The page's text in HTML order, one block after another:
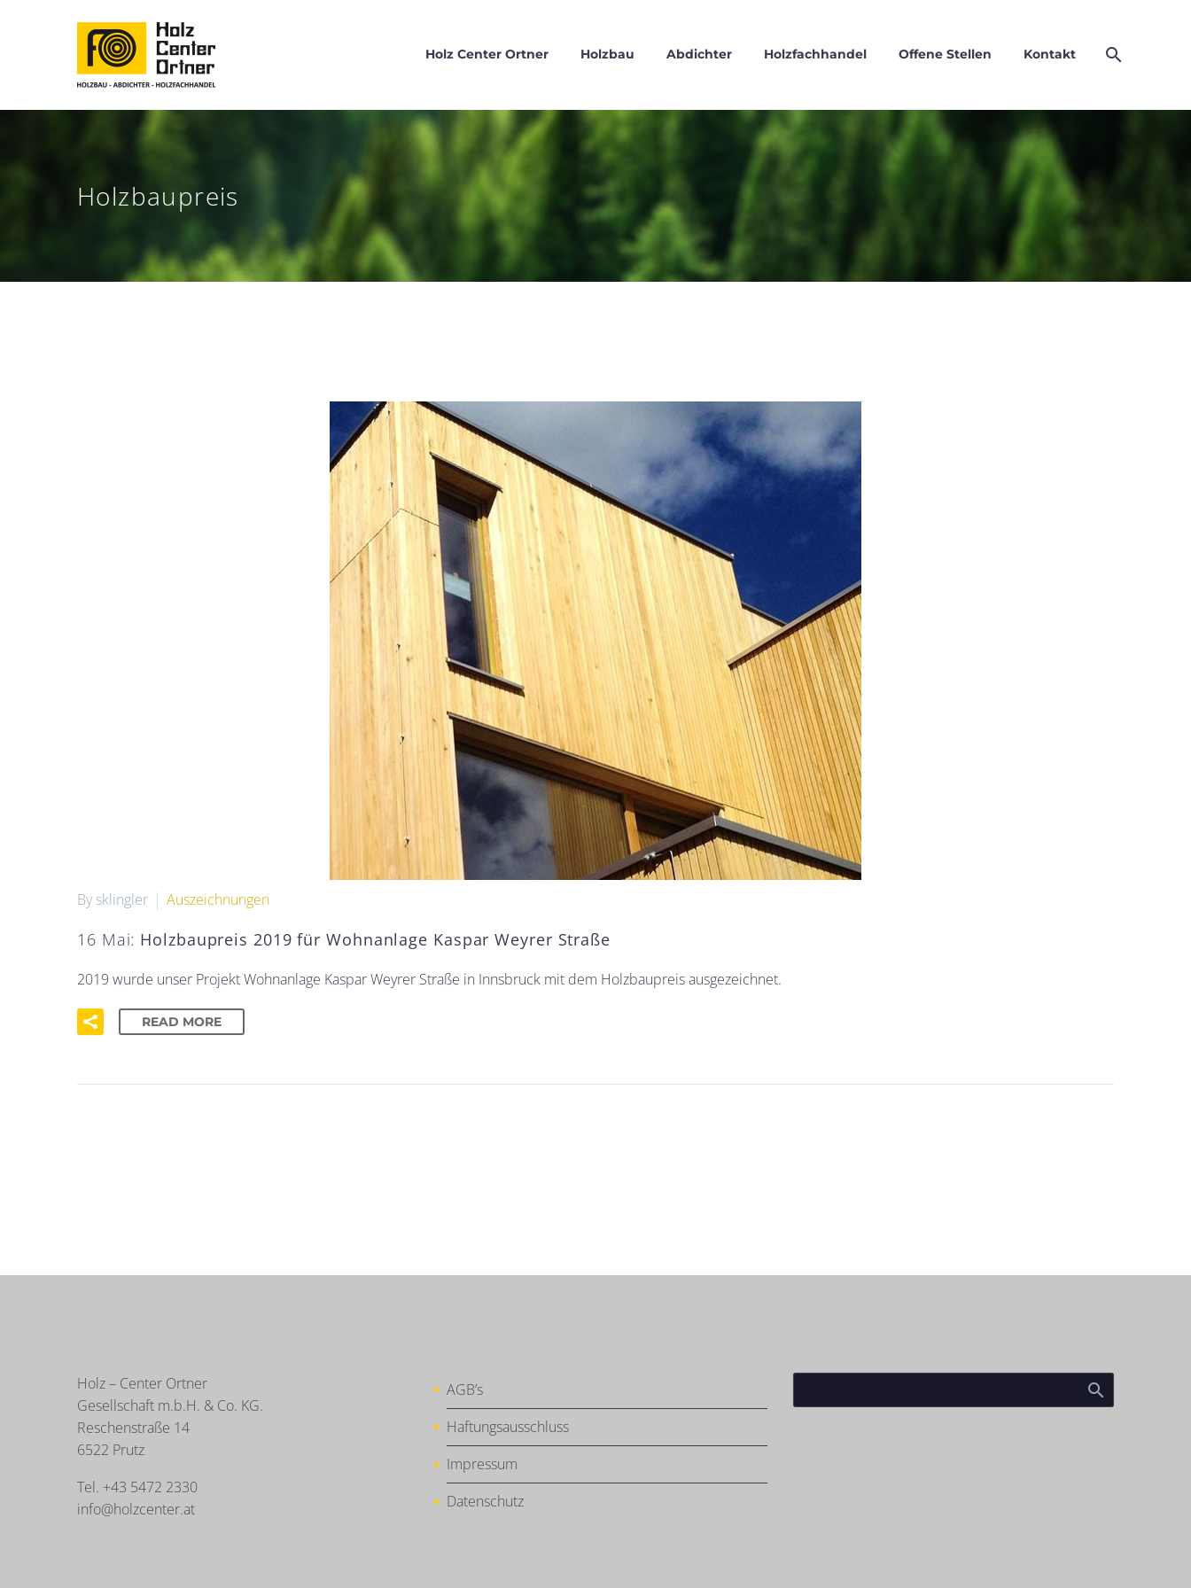
Holz Center Ortner Holzbau Abdichter Holzfachhandel Offene Stellen Kontakt
Holzbaupreis
By sklingler Auszeichnungen
16 Mai: Holzbaupreis 2019 für Wohnanlage Kaspar Weyrer Straße
2019 wurde unser Projekt Wohnanlage Kaspar Weyrer Straße in Innsbruck mit dem Holzbaupreis ausgezeichnet.
READ MORE
Holz – Center Ortner
Gesellschaft m.b.H. & Co. KG.
Reschenstraße 14
6522 Prutz
Tel. +43 5472 2330
info@holzcenter.at
AGB’s
Haftungsausschluss
Impressum
Datenschutz